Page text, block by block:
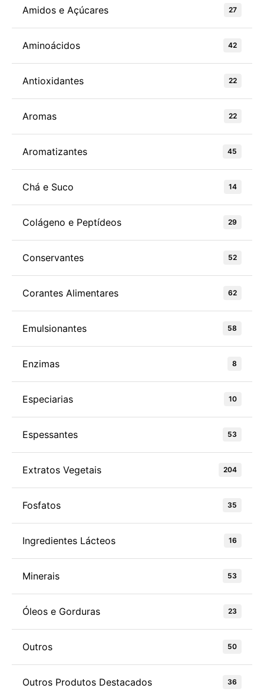
Amidos e Açúcares 27
Aminoácidos 42
Antioxidantes 22
Aromas 22
Aromatizantes 45
Chá e Suco 14
Colágeno e Peptídeos 29
Conservantes 52
Corantes Alimentares 62
Emulsionantes 58
Enzimas 8
Especiarias 10
Espessantes 53
Extratos Vegetais 204
Fosfatos 35
Ingredientes Lácteos 16
Minerais 53
Óleos e Gorduras 23
Outros 50
Outros Produtos Destacados 36